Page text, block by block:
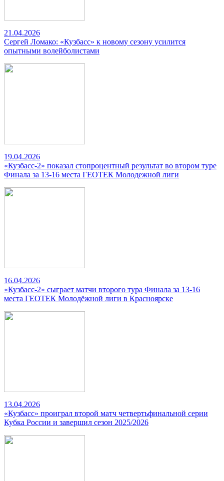
21.04.2026
Сергей Ломако: «Кузбасс» к новому сезону усилится
опытными волейболистами
19.04.2026
«Кузбасс-2» показал стопроцентный результат во втором туре
Финала за 13-16 места ГЕОТЕК Молодежной лиги
16.04.2026
«Кузбасс-2» сыграет матчи второго тура Финала за 13-16
места ГЕОТЕК Молодёжной лиги в Красноярске
13.04.2026
«Кузбасс» проиграл второй матч четвертьфинальной серии
Кубка России и завершил сезон 2025/2026